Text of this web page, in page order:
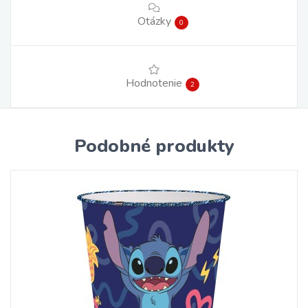
Otázky 0
Hodnotenie 2
Podobné produkty